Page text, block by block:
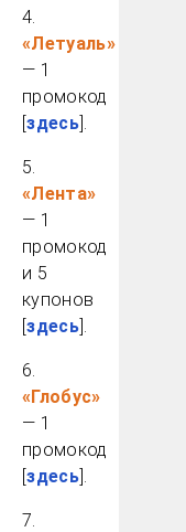
4.
«Летуаль»
— 1
промокод
[здесь].
5.
«Лента»
— 1
промокод
и 5
купонов
[здесь].
6.
«Глобус»
— 1
промокод
[здесь].
7.